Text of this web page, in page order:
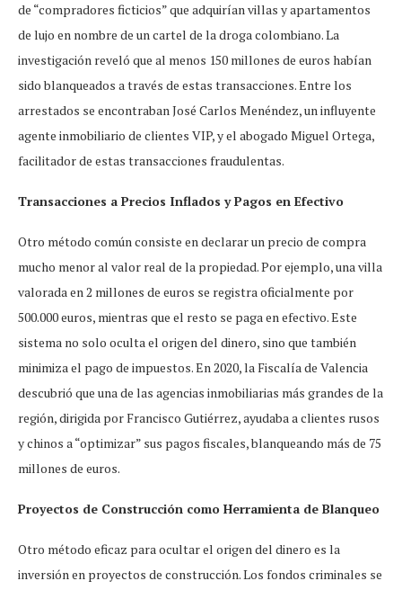
de “compradores ficticios” que adquirían villas y apartamentos
de lujo en nombre de un cartel de la droga colombiano. La
investigación reveló que al menos 150 millones de euros habían
sido blanqueados a través de estas transacciones. Entre los
arrestados se encontraban José Carlos Menéndez, un influyente
agente inmobiliario de clientes VIP, y el abogado Miguel Ortega,
facilitador de estas transacciones fraudulentas.
Transacciones a Precios Inflados y Pagos en Efectivo
Otro método común consiste en declarar un precio de compra
mucho menor al valor real de la propiedad. Por ejemplo, una villa
valorada en 2 millones de euros se registra oficialmente por
500.000 euros, mientras que el resto se paga en efectivo. Este
sistema no solo oculta el origen del dinero, sino que también
minimiza el pago de impuestos. En 2020, la Fiscalía de Valencia
descubrió que una de las agencias inmobiliarias más grandes de la
región, dirigida por Francisco Gutiérrez, ayudaba a clientes rusos
y chinos a “optimizar” sus pagos fiscales, blanqueando más de 75
millones de euros.
Proyectos de Construcción como Herramienta de Blanqueo
Otro método eficaz para ocultar el origen del dinero es la
inversión en proyectos de construcción. Los fondos criminales se